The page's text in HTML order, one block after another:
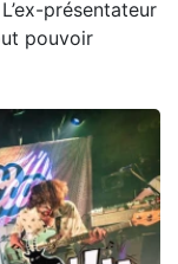
présentateur
pouvoir